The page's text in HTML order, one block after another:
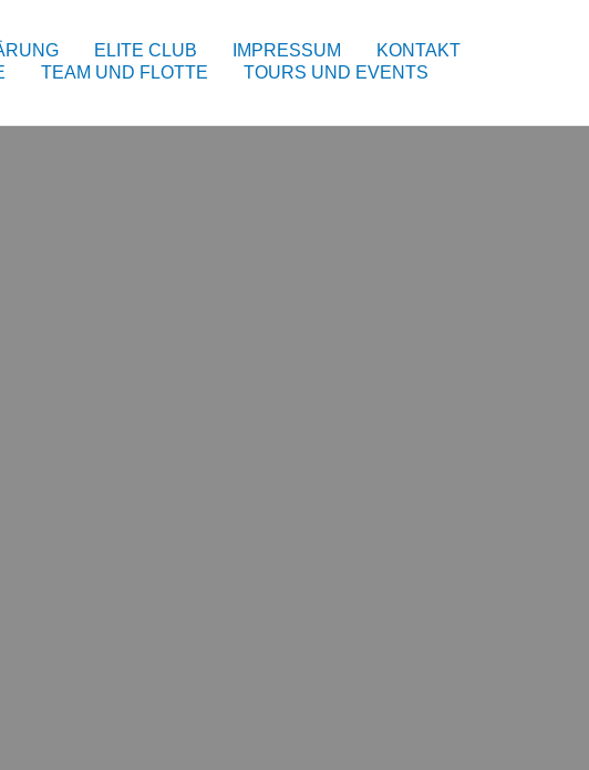
ELITE CLUB IMPRESSUM
KONTAKT
TEAM UND FLOTTE TOURS UND EVENTS